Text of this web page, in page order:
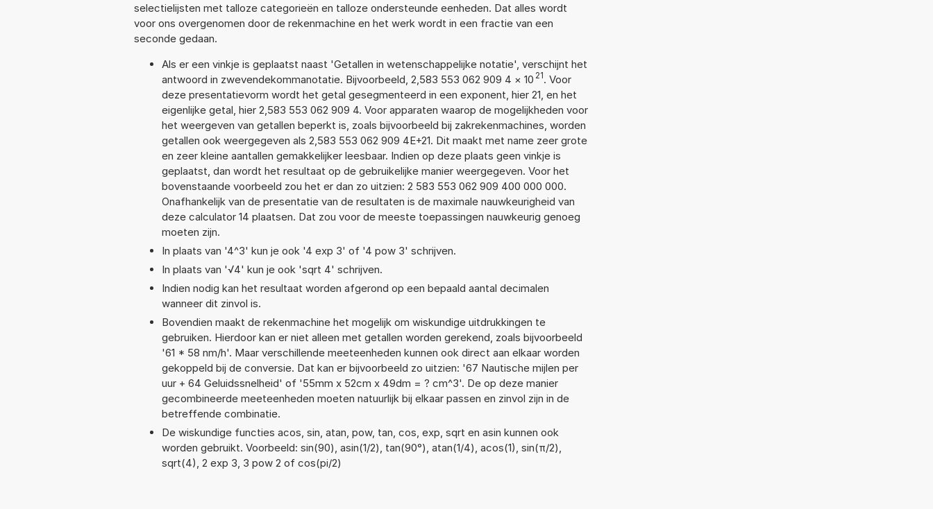
selectielijsten met talloze categorieën en talloze ondersteunde eenheden. Dat alles wordt
voor ons overgenomen door de rekenmachine en het werk wordt in een fractie van een
seconde gedaan.
Als er een vinkje is geplaatst naast 'Getallen in wetenschappelijke notatie', verschijnt het
antwoord in zwevendekommanotatie. Bijvoorbeeld, 2,583 553 062 909 4 × 10 21. Voor
deze presentatievorm wordt het getal gesegmenteerd in een exponent, hier 21, en het
eigenlijke getal, hier 2,583 553 062 909 4. Voor apparaten waarop de mogelijkheden voor
het weergeven van getallen beperkt is, zoals bijvoorbeeld bij zakrekenmachines, worden
getallen ook weergegeven als 2,583 553 062 909 4E+21. Dit maakt met name zeer grote
en zeer kleine aantallen gemakkelijker leesbaar. Indien op deze plaats geen vinkje is
geplaatst, dan wordt het resultaat op de gebruikelijke manier weergegeven. Voor het
bovenstaande voorbeeld zou het er dan zo uitzien: 2 583 553 062 909 400 000 000.
Onafhankelijk van de presentatie van de resultaten is de maximale nauwkeurigheid van
deze calculator 14 plaatsen. Dat zou voor de meeste toepassingen nauwkeurig genoeg
moeten zijn.
In plaats van '4^3' kun je ook '4 exp 3' of '4 pow 3' schrijven.
In plaats van '√4' kun je ook 'sqrt 4' schrijven.
Indien nodig kan het resultaat worden afgerond op een bepaald aantal decimalen
wanneer dit zinvol is.
Bovendien maakt de rekenmachine het mogelijk om wiskundige uitdrukkingen te
gebruiken. Hierdoor kan er niet alleen met getallen worden gerekend, zoals bijvoorbeeld
'61 * 58 nm/h'. Maar verschillende meeteenheden kunnen ook direct aan elkaar worden
gekoppeld bij de conversie. Dat kan er bijvoorbeeld zo uitzien: '67 Nautische mijlen per
uur + 64 Geluidssnelheid' of '55mm x 52cm x 49dm = ? cm^3'. De op deze manier
gecombineerde meeteenheden moeten natuurlijk bij elkaar passen en zinvol zijn in de
betreffende combinatie.
De wiskundige functies acos, sin, atan, pow, tan, cos, exp, sqrt en asin kunnen ook
worden gebruikt. Voorbeeld: sin(90), asin(1/2), tan(90°), atan(1/4), acos(1), sin(π/2),
sqrt(4), 2 exp 3, 3 pow 2 of cos(pi/2)